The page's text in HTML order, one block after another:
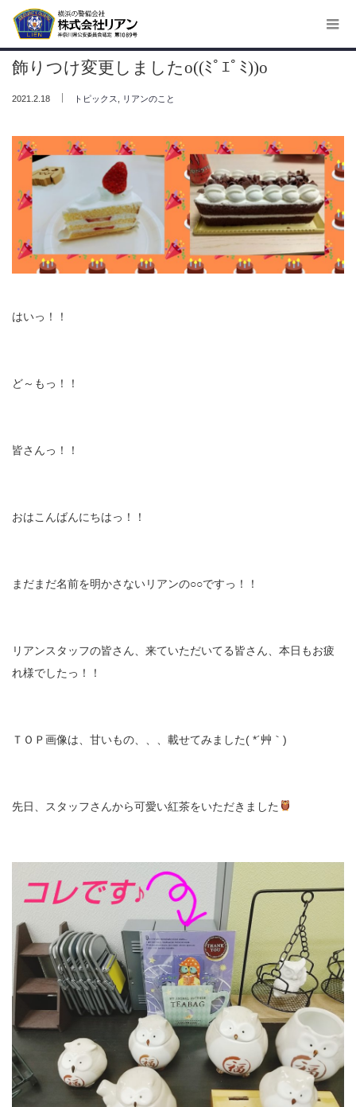
ホームトピックス, リアンのこと
飾りつけ変更しましたo((ﾐﾟｴﾟﾐ))o
2021.2.18 トピックス リアンのこと
はいっ！！
ど～もっ！！
皆さんっ！！
おはこんばんにちはっ！！
まだまだ名前を明かさないリアンの○○ですっ！！
リアンスタッフの皆さん、来ていただいてる皆さん、本日もお疲
れ様でしたっ！！
ＴＯＰ画像は、甘いもの、、、載せてみました( *´艸｀)
先日、スタッフさんから可愛い紅茶をいただきました